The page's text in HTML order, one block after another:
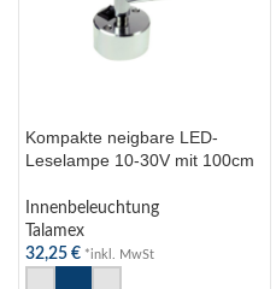
Kompakte neigbare LED-
Leselampe 10-30V mit 100cm
IP20 Schutz
Innenbeleuchtung
Talamex
32,25 € *inkl. MwSt